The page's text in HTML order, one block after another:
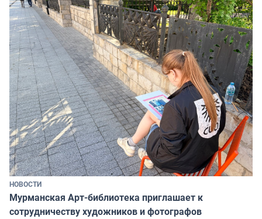
НОВОСТИ
Мурманская Арт-библиотека приглашает к
сотрудничеству художников и фотографов